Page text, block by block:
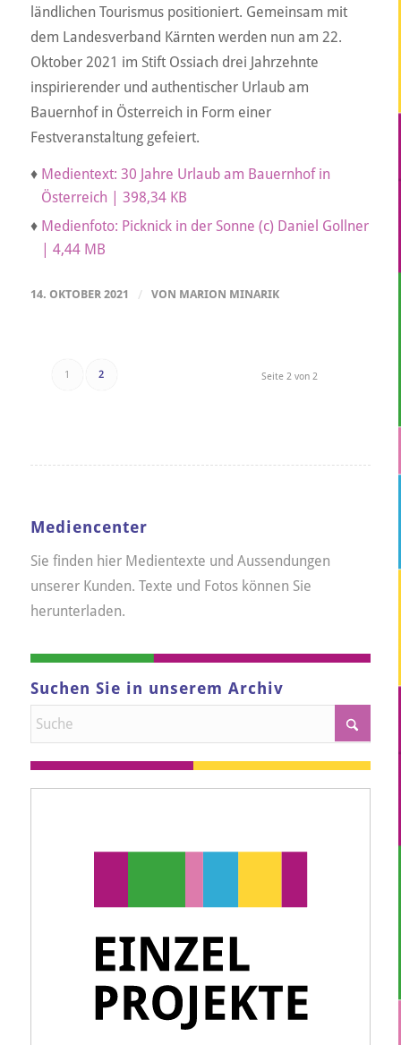
ländlichen Tourismus positioniert. Gemeinsam mit
dem Landesverband Kärnten werden nun am 22.
Oktober 2021 im Stift Ossiach drei Jahrzehnte
inspirierender und authentischer Urlaub am
Bauernhof in Österreich in Form einer
Festveranstaltung gefeiert.
♦ Medientext: 30 Jahre Urlaub am Bauernhof in
Österreich | 398,34 KB
♦ Medienfoto: Picknick in der Sonne (c) Daniel Gollner
| 4,44 MB
14. OKTOBER 2021 / VON MARION MINARIK
Seite 2 von 2
1 2
Mediencenter
Sie finden hier Medientexte und Aussendungen
unserer Kunden. Texte und Fotos können Sie
herunterladen.
Suchen Sie in unserem Archiv